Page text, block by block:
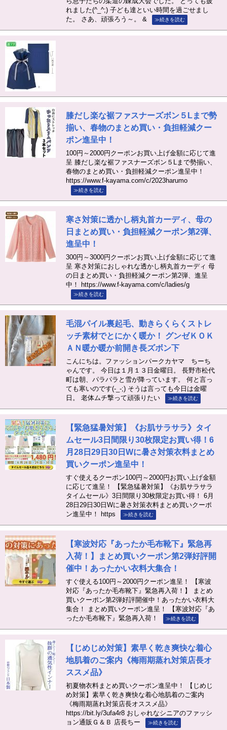
れました(^_^;) 子ども達といい時間を過ごせまし
た。 さあ、頑張ろう～。 &
≫続きを読む
膝だし楽な裾ファスナーズボン５Lまで勢
揃い、春物のまとめ買い・負担軽減クー
ポン進呈中！
100円～2000円クーポンお買い上げ金額に応じて進
呈 膝だし楽な裾ファスナーズボン５Lまで勢揃い、
春物のまとめ買い・負担軽減クーポン進呈中！
https://www.f-kayama.com/c/2023harumo
≫続きを読む
寒さ対策に透かし柄丸首カーディ、母の
日まとめ買い・負担軽減クーポン第2弾、
進呈中！
300円～3000円クーポンお買い上げ金額に応じて進
呈 寒さ対策におしゃれな透かし柄丸首カーディ 母
の日まとめ買い・負担軽減クーポン第2弾、進呈
中！ https://www.f-kayama.com/c/ladies/g
≫続きを読む
毛混パイル裏起毛、動きらくらくストレ
ッチ素材でとにかく暖か！ グンゼＫＯＫ
ＡＮ暖か暖か前開き長ズボン下
こんにちは。ファッションパークカヤマ ちーち
ゃんです。 今日は１月１３日金曜日。 長野市松代
町は朝、パラパラと雪が降っています。 何と言っ
ても寒いのです(-_-;) そうは言っても今日は金曜
日。 老体ムチ撃って頑張りたい
≫続きを読む
【緊急猛暑対策】《お肌サラサラ》タイ
ムセール3日間限り30枚限定お買い得！6
月28日29日30日Wに暑さ対策衣料まとめ
買いクーポン進呈中！
すぐ使えるクーポン100円～2000円お買い上げ金額
に応じて進呈！ 【緊急猛暑対策】《お肌サラサラ
タイムセール》3日間限り30枚限定お買い得！ 6月
28日29日30日Wに暑さ対策衣料まとめ買いクーポ
ン進呈中！ https
≫続きを読む
【寒波対応『あったか毛布靴下』緊急再
入荷！】まとめ買いクーポン第2弾好評開
催中！あったかい衣料大集合！
すぐ使える100円～2000円クーポン進呈！ 【寒波
対応『あったか毛布靴下』緊急再入荷！】 まとめ
買いクーポン第2弾好評開催中！あったかい衣料大
集合！ まとめ買いクーポン進呈！ 【寒波対応『あ
ったか毛布靴下』緊急再入荷！
≫続きを読む
【じめじめ対策】素早く乾き爽快な着心
地肌着のご案内《梅雨期蒸れ対策店長オ
ススメ品》
初夏物衣料まとめ買いクーポン進呈中！ 【じめじ
め対策】素早く乾き爽快な着心地肌着のご案内
《梅雨期蒸れ対策店長オススメ品》
https://bit.ly/3ufa4r8 おしゃれなシニアのファッシ
ョン通販Ｇ＆Ｂ 店長ちー
≫続きを読む